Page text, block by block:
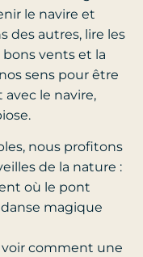
le navire et
des autres, lire les
vents et la
sens pour être
le navire,
nous profitons
de la nature :
où le pont
magique
comment une